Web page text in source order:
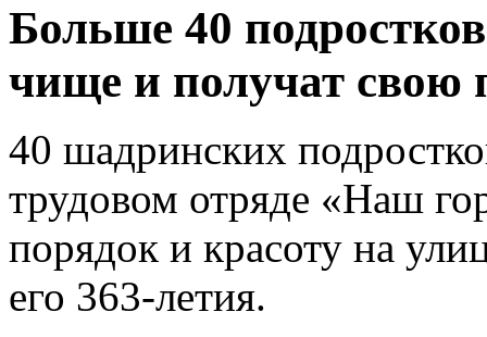
Больше 40
чище и получат свою
40 шадринских
трудовом отряде «Наш
порядок и красоту на
его 363-летия.